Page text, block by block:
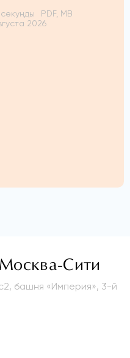
PDF, MB
2026
Сити
башня «Империя», 3-й